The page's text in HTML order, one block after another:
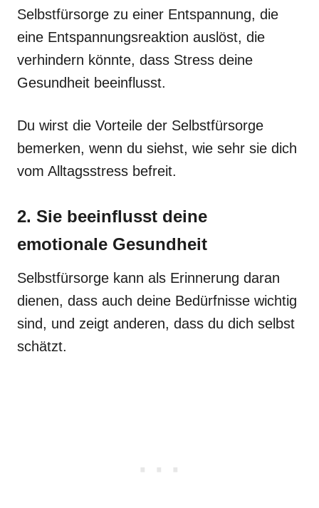
Selbstfürsorge zu einer Entspannung, die
eine Entspannungsreaktion auslöst, die
verhindern könnte, dass Stress deine
Gesundheit beeinflusst.
Du wirst die Vorteile der Selbstfürsorge
bemerken, wenn du siehst, wie sehr sie dich
vom Alltagsstress befreit.
2. Sie beeinflusst deine
emotionale Gesundheit
Selbstfürsorge kann als Erinnerung daran
dienen, dass auch deine Bedürfnisse wichtig
sind, und zeigt anderen, dass du dich selbst
schätzt.